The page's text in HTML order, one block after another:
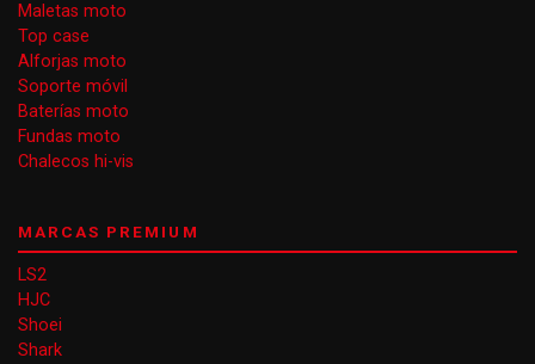
Maletas moto
Top case
Alforjas moto
Soporte móvil
Baterías moto
Fundas moto
Chalecos hi-vis
MARCAS PREMIUM
LS2
HJC
Shoei
Shark